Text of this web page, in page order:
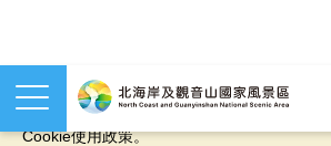
本網站使用cookies等相關技術以持續優化網
您提供更佳的體驗，當您繼續使用本網站即
Cookie使用政策。